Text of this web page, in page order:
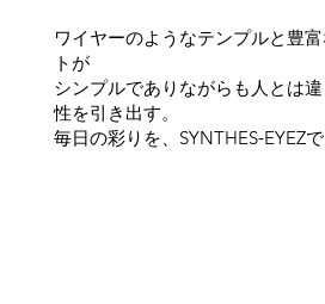
ワイヤーのようなテンプルと豊
トが
シンプルでありながらも人とは
性を引き出す。
毎日の彩りを、SYNTHES‑EYEZで